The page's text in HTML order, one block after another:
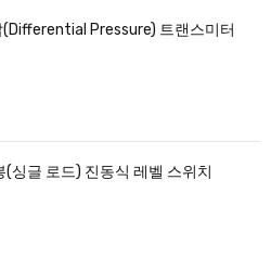
(Differential Pressure) 트랜스미터
싱글 로드) 진동식 레벨 스위치